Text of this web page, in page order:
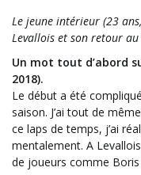
Le jeune intérieur (23
Levallois et son retour au
Un mot tout d’abord
2018).
Le début a été
saison. J’ai tout de
ce laps de temps, j’ai
mentalement. A
de joueurs comme Boris